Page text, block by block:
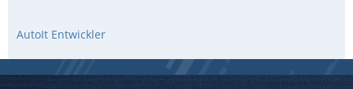
AutoIt Entwickler